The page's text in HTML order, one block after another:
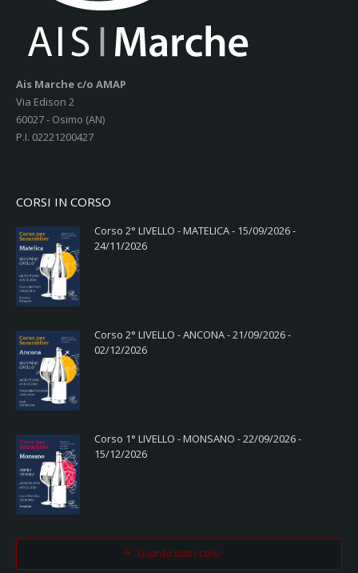
Ais Marche c/o AMAP
Via Edison 2
60027 - Osimo (AN)
P.I. 02221200427
CORSI IN CORSO
Corso 2° LIVELLO - MATELICA - 15/09/2026 -
24/11/2026
Corso 2° LIVELLO - ANCONA - 21/09/2026 -
02/12/2026
Corso 1° LIVELLO - MONSANO - 22/09/2026 -
15/12/2026
Guarda tutti i corsi